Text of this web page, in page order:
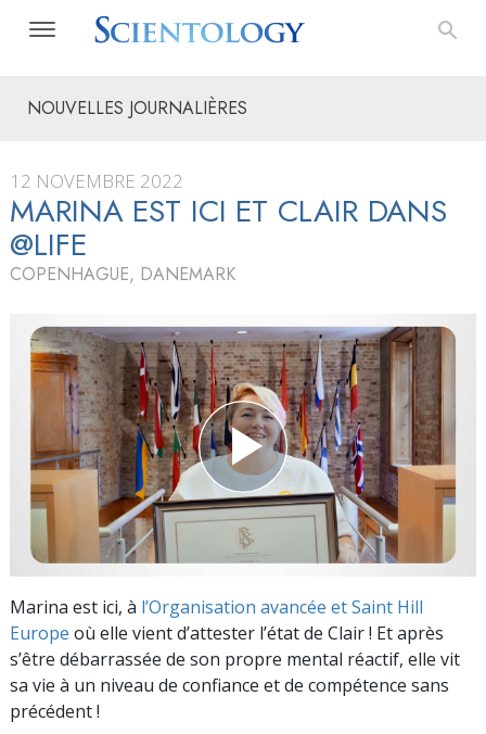
NOUVELLES JOURNALIÈRES
12 NOVEMBRE 2022
MARINA EST ICI ET CLAIR DANS
@LIFE
COPENHAGUE, DANEMARK
Marina est ici, à l’Organisation avancée et Saint Hill
Europe où elle vient d’attester l’état de Clair ! Et après
s’être débarrassée de son propre mental réactif, elle vit
sa vie à un niveau de confiance et de compétence sans
précédent !